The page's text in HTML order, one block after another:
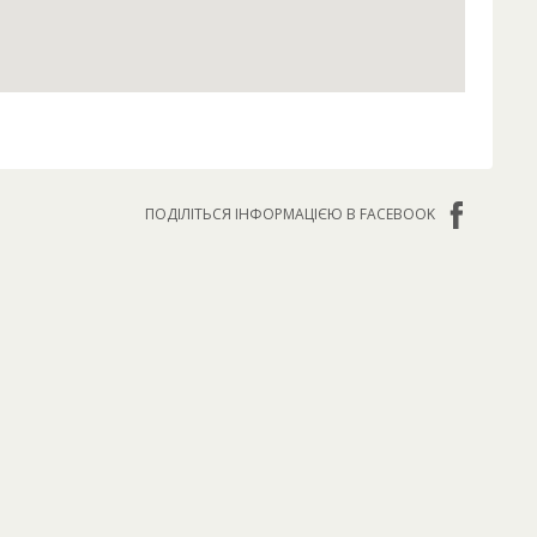
ПОДІЛІТЬСЯ ІНФОРМАЦІЄЮ В FACEBOOK